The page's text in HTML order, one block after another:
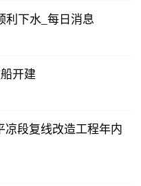
利下水_每日消息
开建
凉段复线改造工程年内